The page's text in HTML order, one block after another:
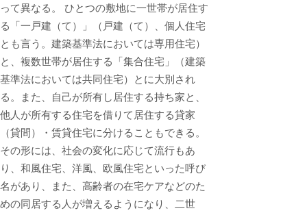
って異なる。 ひとつの敷地に一世帯が居住す
る「一戸建（て）」（戸建（て）、個人住宅
とも言う。建築基準法においては専用住宅）
と、複数世帯が居住する「集合住宅」（建築
基準法においては共同住宅）とに大別され
る。また、自己が所有し居住する持ち家と、
他人が所有する住宅を借りて居住する貸家
（貸間）・賃貸住宅に分けることもできる。
その形には、社会の変化に応じて流行もあ
り、和風住宅、洋風、欧風住宅といった呼び
名があり、また、高齢者の在宅ケアなどのた
めの同居する人が増えるようになり、二世